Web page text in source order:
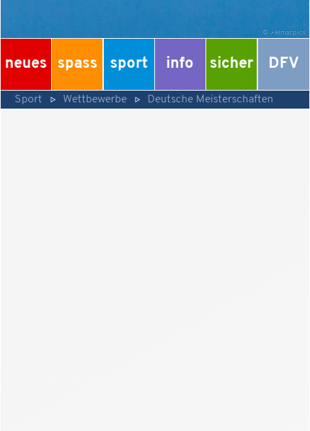
© elmar.pics
neues spass sport info sicher DFV
Sport Wettbewerbe Deutsche Meisterschaften